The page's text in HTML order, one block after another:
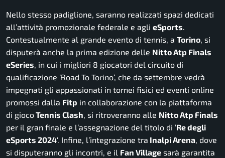
Nello stesso padiglione, saranno realizzati spazi dedicati
all’attività promozionale federale e agli eSports.
Contestualmente al grande evento di tennis, a Torino, si
disputerà anche la prima edizione delle Nitto Atp Finals
eSeries, in cui i migliori 8 giocatori del circuito di
qualificazione ‘Road To Torino‘, che da settembre vedrà
impegnati gli appassionati in tornei fisici ed eventi online
promossi dalla Fitp in collaborazione con la piattaforma
di giocoTennis Clash, si ritroveranno alle Nitto Atp Finals
per il gran finale e l’assegnazione del titolo di ‘Re degli
eSports 2024‘. Infine, l’integrazione tra Inalpi Arena, dove
si disputeranno gli incontri, e il Fan Village sarà garantita